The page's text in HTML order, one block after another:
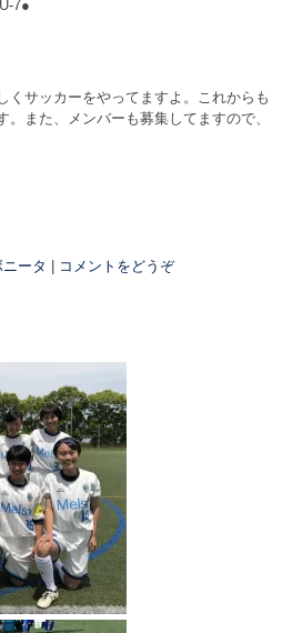
7●
サッカーをやってますよ。これからも
また、メンバーも募集してますので、
ニータ コメントをどうぞ